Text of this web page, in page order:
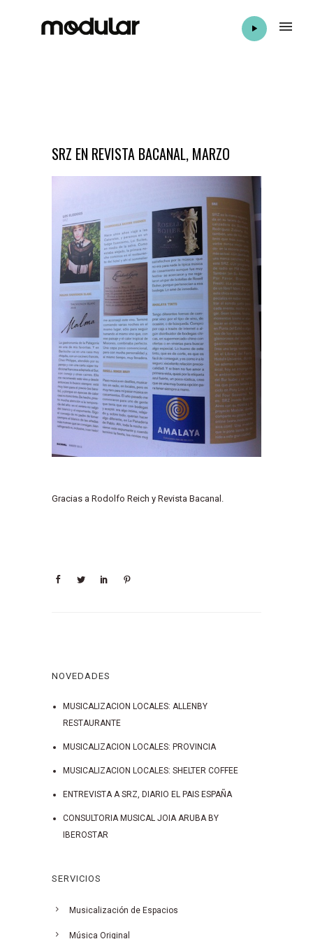
SRZ EN REVISTA BACANAL, MARZO
Gracias a Rodolfo Reich y Revista Bacanal.
NOVEDADES
MUSICALIZACION LOCALES: ALLENBY
RESTAURANTE
MUSICALIZACION LOCALES: PROVINCIA
MUSICALIZACION LOCALES: SHELTER COFFEE
ENTREVISTA A SRZ, DIARIO EL PAIS ESPAÑA
CONSULTORIA MUSICAL JOIA ARUBA BY
IBEROSTAR
SERVICIOS
Musicalización de Espacios
Música Original